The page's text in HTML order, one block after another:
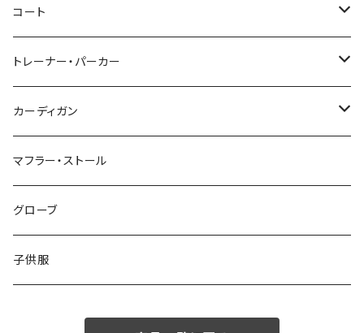
46/M
48/L
50/XL～
～44/S
46/M
48/L
50/XL～
コート
～44/S
46/M
48/L
50/XL～
トレーナー・パーカー
～44/S
46/M
48/L
50/XL～
カーディガン
～44/S
46/M
48/L
マフラー・ストール
グローブ
子供服